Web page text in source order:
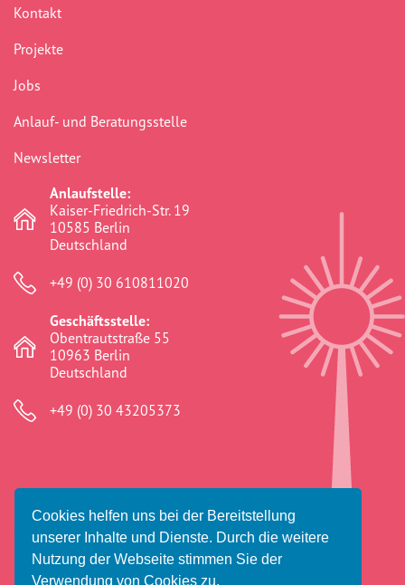
Cookies helfen uns bei der Bereitstellung
unserer Inhalte und Dienste. Durch die weitere
Nutzung der Webseite stimmen Sie der
Verwendung von Cookies zu.
Kontakt
Projekte
Jobs
Anlauf- und Beratungsstelle
Newsletter
Anlaufstelle:
Kaiser-Friedrich-Str. 19
10585 Berlin
Deutschland
+49 (0) 30 610811020
Geschäftsstelle:
Obentrautstraße 55
10963 Berlin
Deutschland
+49 (0) 30 43205373
© 2026 Amaro Foro e.V.
Impressum
Datenschutz Haftungsausschluss